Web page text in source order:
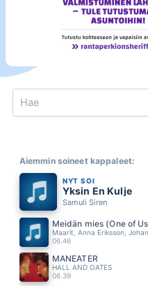
Search
Aiemmin soineet kappaleet:
NYT SOI
Yksin En Kulje
Samuli Siren
Meidän mies (One of
06.46
MANEATER
HALL AND OATES
06.39